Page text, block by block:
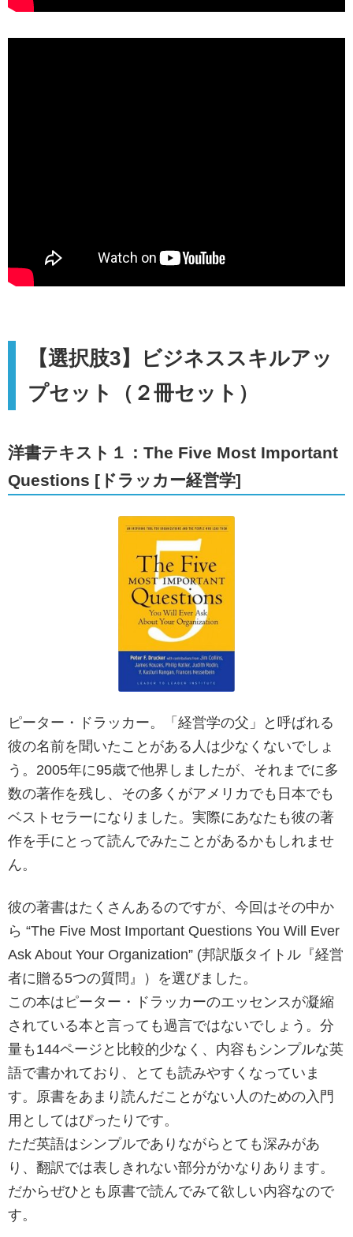
【選択肢3】ビジネススキルアッ
プセット（２冊セット）
洋書テキスト１：The Five Most Important
Questions [ドラッカー経営学]
ピーター・ドラッカー。「経営学の父」と呼ばれる
彼の名前を聞いたことがある人は少なくないでしょ
う。2005年に95歳で他界しましたが、それまでに多
数の著作を残し、その多くがアメリカでも日本でも
ベストセラーになりました。実際にあなたも彼の著
作を手にとって読んでみたことがあるかもしれませ
ん。
彼の著書はたくさんあるのですが、今回はその中か
ら “The Five Most Important Questions You Will Ever
Ask About Your Organization” (邦訳版タイトル『経営
者に贈る5つの質問』）を選びました。
この本はピーター・ドラッカーのエッセンスが凝縮
されている本と言っても過言ではないでしょう。分
量も144ページと比較的少なく、内容もシンプルな英
語で書かれており、とても読みやすくなっていま
す。原書をあまり読んだことがない人のための入門
用としてはぴったりです。
ただ英語はシンプルでありながらとても深みがあ
り、翻訳では表しきれない部分がかなりあります。
だからぜひとも原書で読んでみて欲しい内容なので
す。